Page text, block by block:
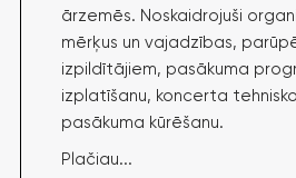
ārzemēs. Noskaidrojuši
mērķus un vajadzības,
izpildītājiem, pasākuma
izplatīšanu, koncerta
pasākuma kūrēšanu.
Plačiau...